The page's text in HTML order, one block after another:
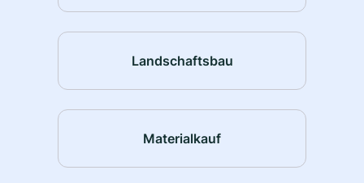
Landschaftsbau
Materialkauf